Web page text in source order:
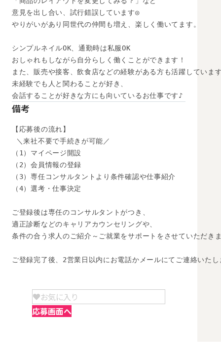
意見を出し合い、試行錯誤しています◎
やりがいがあり同世代の仲間も増え、楽しく働いてます。
シンプルネイルOK、通勤時は私服OK
おしゃれもしながら自分らしく働くことができます！
また、販売や接客、飲食店などの経験がある方も活躍していま
未経験でも人と関わることが好き、
会話することが好きな方にも向いているお仕事です♪
備考
【応募後の流れ】
＼来社不要で手続きが可能／
（1）マイページ開設
（2）会員情報の登録
（3）専任コンサルタントより条件確認や仕事紹介
（4）選考・仕事決定
ご登録後は専任のコンサルタントがつき、
適正診断などのキャリアカウンセリングや、
条件の合う求人のご紹介～ご就業をサポートをさせていただき
ご登録完了後、2営業日以内にお電話かメールにてご連絡いたし
お気に入り
応募画面へ